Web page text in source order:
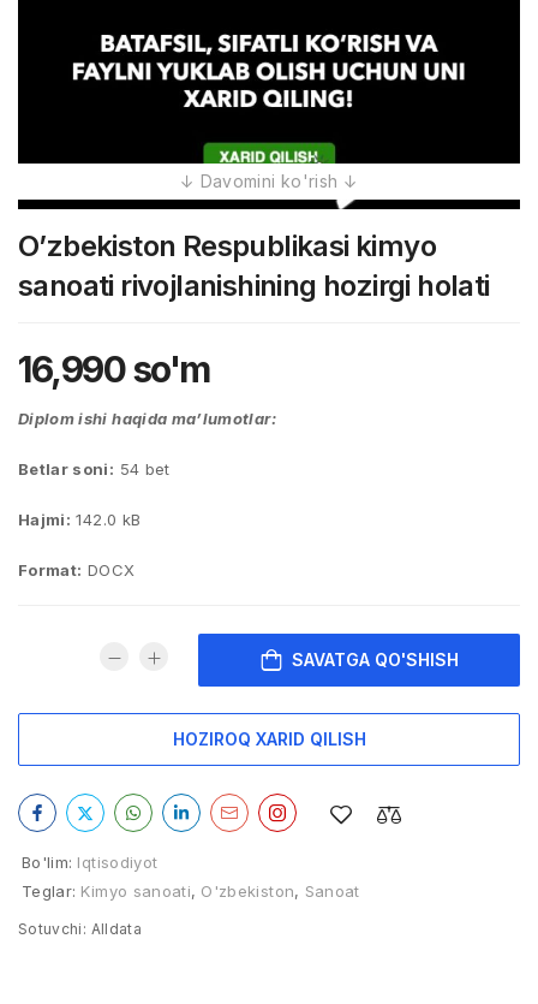
O’zbekiston Respublikasi kimyo
sanoati rivojlanishining hozirgi holati
16,990so'm
Diplom ishi haqida ma’lumotlar:
Betlar soni: 54 bet
Hajmi: 142.0 kB
Format: DOCX
SAVATGA QO'SHISH
HOZIROQ XARID QILISH
Bo'lim: Iqtisodiyot
Teglar: Kimyo sanoati, O'zbekiston, Sanoat
Sotuvchi: Alldata